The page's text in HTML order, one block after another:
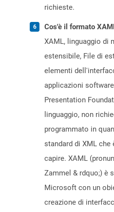
richieste.
Cos'è il formato
XAML, linguaggio di
estensibile, File di
elementi
applicazioni
Presentation
linguaggio, non
programmato in
standard di XML che
capire. XAML
Zammel & rdquo;) è
Microsoft con un
creazione di